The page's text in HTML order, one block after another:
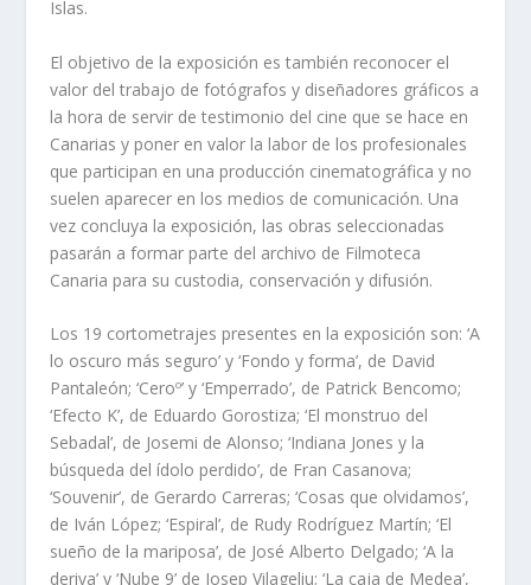
Islas.
El objetivo de la exposición es también reconocer el
valor del trabajo de fotógrafos y diseñadores gráficos a
la hora de servir de testimonio del cine que se hace en
Canarias y poner en valor la labor de los profesionales
que participan en una producción cinematográfica y no
suelen aparecer en los medios de comunicación. Una
vez concluya la exposición, las obras seleccionadas
pasarán a formar parte del archivo de Filmoteca
Canaria para su custodia, conservación y difusión.
Los 19 cortometrajes presentes en la exposición son: ‘A
lo oscuro más seguro’ y ‘Fondo y forma’, de David
Pantaleón; ‘Ceroº’ y ‘Emperrado’, de Patrick Bencomo;
‘Efecto K’, de Eduardo Gorostiza; ‘El monstruo del
Sebadal’, de Josemi de Alonso; ‘Indiana Jones y la
búsqueda del ídolo perdido’, de Fran Casanova;
‘Souvenir’, de Gerardo Carreras; ‘Cosas que olvidamos’,
de Iván López; ‘Espiral’, de Rudy Rodríguez Martín; ‘El
sueño de la mariposa’, de José Alberto Delgado; ‘A la
deriva’ y ‘Nube 9’ de Josep Vilageliu; ‘La caja de Medea’,